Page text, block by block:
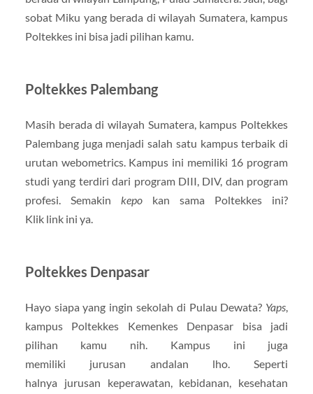
sobat Miku yang berada di wilayah Sumatera, kampus
Poltekkes ini bisa jadi pilihan kamu.
Poltekkes Palembang
Masih berada di wilayah Sumatera, kampus Poltekkes
Palembang juga menjadi salah satu kampus terbaik di
urutan webometrics. Kampus ini memiliki 16 program
studi yang terdiri dari program DIII, DIV, dan program
profesi. Semakin kepokan sama Poltekkes ini?
Klik link ini ya.
Poltekkes Denpasar
Hayo siapa yang ingin sekolah di Pulau Dewata? Yaps,
kampus Poltekkes Kemenkes Denpasar bisa jadi
pilihan kamu nih. Kampus ini juga
memiliki jurusan andalan lho. Seperti
halnya jurusan keperawatan, kebidanan, kesehatan